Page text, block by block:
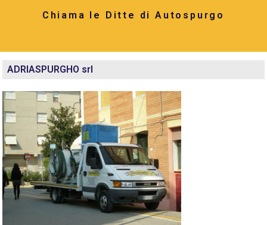
Chiama le Ditte di Autospurgo
ADRIASPURGHO srl